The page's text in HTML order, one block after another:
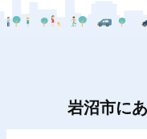
岩沼市に